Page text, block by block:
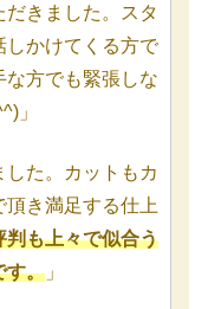
だきました。スタ
しかけてくる方で
な方でも緊張しな
」
した。カットもカ
き満足する仕上
判も上々で似合う
す。 」